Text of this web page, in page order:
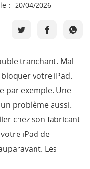
： 20/04/2026
tranchant. Mal
votre iPad.
par exemple. Une
problème aussi.
chez son fabricant
votre iPad de
Les